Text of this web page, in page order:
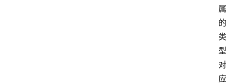
属
的
类
型
对
应